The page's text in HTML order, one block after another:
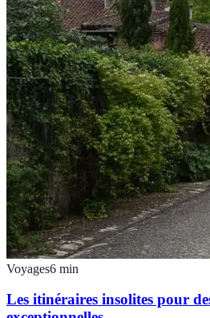
Voyages6 min
Les itinéraires insolites pour